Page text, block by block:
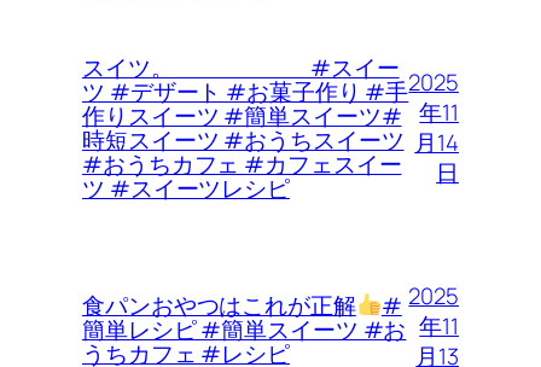
スイツ。 #スイー
ツ #デザート #お菓子作り #手
作りスイーツ #簡単スイーツ#
時短スイーツ #おうちスイーツ
#おうちカフェ #カフェスイー
ツ #スイーツレシピ
2025
年11
月14
日
食パンおやつはこれが正解 #
簡単レシピ #簡単スイーツ #お
うちカフェ #レシピ
2025
年11
月13